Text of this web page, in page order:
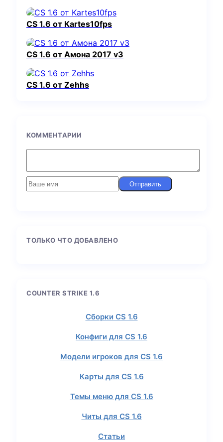
CS 1.6 от Kartes10fps
CS 1.6 от Амона 2017 v3
CS 1.6 от Zehhs
КОММЕНТАРИИ
Отправить
ТОЛЬКО ЧТО ДОБАВЛЕНО
COUNTER STRIKE 1.6
Сборки CS 1.6
Конфиги для CS 1.6
Модели игроков для CS 1.6
Карты для CS 1.6
Темы меню для CS 1.6
Читы для CS 1.6
Статьи